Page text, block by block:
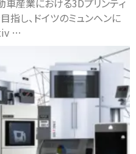
車産業における3Dプリンティ
指し、ドイツのミュンヘンに
…